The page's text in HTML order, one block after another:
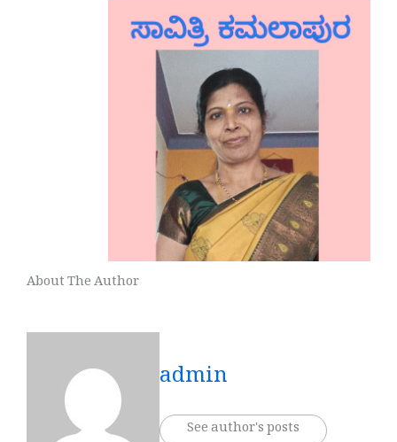
About The Author
admin
See author's posts